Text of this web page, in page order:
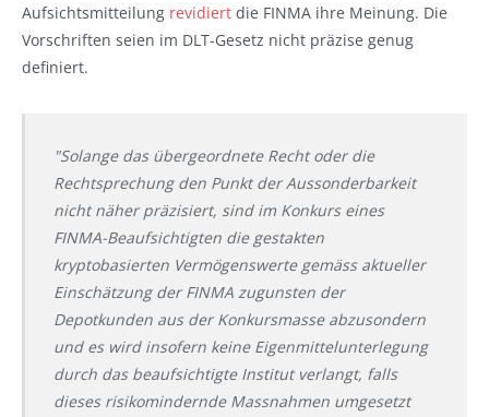
Aufsichtsmitteilung revidiert die FINMA ihre Meinung. Die
Vorschriften seien im DLT-Gesetz nicht präzise genug
definiert.
"Solange das übergeordnete Recht oder die
Rechtsprechung den Punkt der Aussonderbarkeit
nicht näher präzisiert, sind im Konkurs eines
FINMA-Beaufsichtigten die gestakten
kryptobasierten Vermögenswerte gemäss aktueller
Einschätzung der FINMA zugunsten der
Depotkunden aus der Konkursmasse abzusondern
und es wird insofern keine Eigenmittelunterlegung
durch das beaufsichtigte Institut verlangt, falls
dieses risikomindernde Massnahmen umgesetzt